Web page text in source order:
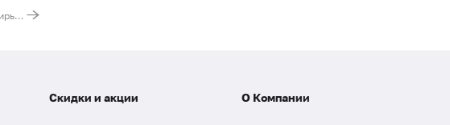
Аллерген f270 - имбирь, IgE (ImmunoCAP)
Скидки и акции О Компании